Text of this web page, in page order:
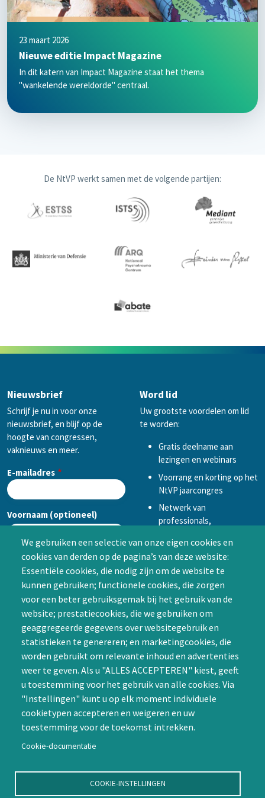
We gebruiken een selectie van onze eigen cookies en
cookies van derden op de pagina’s van deze website:
Essentiële cookies, die nodig zijn om de website te
kunnen gebruiken; functionele cookies, die zorgen
voor een beter gebruiksgemak bij het gebruik van de
website; prestatiecookies, die we gebruiken om
geaggregeerde gegevens over websitegebruik en
statistieken te genereren; en marketingcookies, die
worden gebruikt om relevante inhoud en advertenties
weer te geven. Als u "ALLES ACCEPTEREN" kiest, geeft
u toestemming voor het gebruik van alle cookies. Via
"Instellingen" kunt u op elk moment individuele
cookietypen accepteren en weigeren en uw
toestemming voor de toekomst intrekken.
Cookie-documentatie
COOKIE-INSTELLINGEN
23 maart 2026
Nieuwe editie Impact Magazine
In dit katern van Impact Magazine staat het thema
"wankelende wereldorde" centraal.
De NtVP werkt samen met de volgende partijen:
Nieuwsbrief
Schrijf je nu in voor onze
nieuwsbrief, en blijf op de
hoogte van congressen,
vaknieuws en meer.
E-mailadres
Voornaam (optioneel)
Achternaam (optioneel)
CAPTCHA
Word lid
Uw grootste voordelen om lid
te worden:
Gratis deelname aan
lezingen en webinars
Voorrang en korting op het
NtVP jaarcongres
Netwerk van
professionals,
samenwerken in een van
de Special Interest
Groepen (SIG’s) of zelf een
SIG initiëren
Word lid
Contact
Nienoord 5, 1112 XE Diemen
info@ntvp.nl